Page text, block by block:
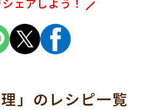
」 のレシピ一覧